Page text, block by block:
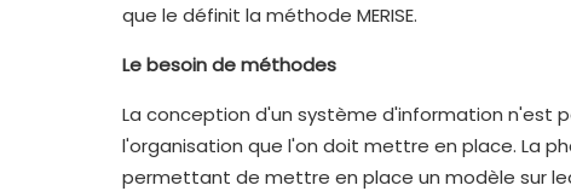
que le définit la méthode MERISE.
Le besoin de méthodes
La conception d'un système d'information n'est
l'organisation que l'on doit mettre en place. La
permettant de mettre en place un modèle sur